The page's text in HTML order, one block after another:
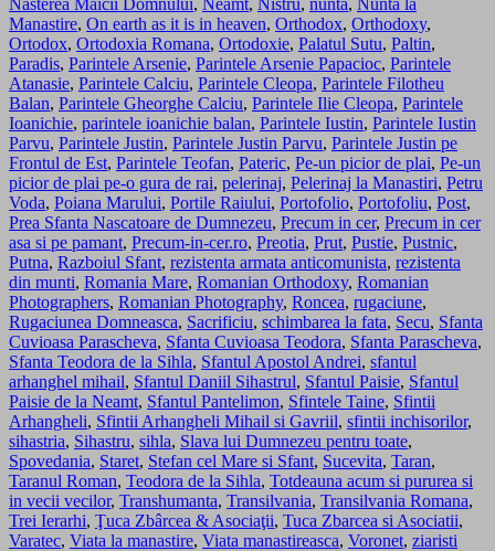
Nasterea Maicii Domnului, Neamt, Nistru, nunta, Nunta la
Manastire, On earth as it is in heaven, Orthodox, Orthodoxy,
Ortodox, Ortodoxia Romana, Ortodoxie, Palatul Sutu, Paltin,
Paradis, Parintele Arsenie, Parintele Arsenie Papacioc, Parintele
Atanasie, Parintele Calciu, Parintele Cleopa, Parintele Filotheu
Balan, Parintele Gheorghe Calciu, Parintele Ilie Cleopa, Parintele
Ioanichie, parintele ioanichie balan, Parintele Iustin, Parintele Iustin
Parvu, Parintele Justin, Parintele Justin Parvu, Parintele Justin pe
Frontul de Est, Parintele Teofan, Pateric, Pe-un picior de plai, Pe-un
picior de plai pe-o gura de rai, pelerinaj, Pelerinaj la Manastiri, Petru
Voda, Poiana Marului, Portile Raiului, Portofolio, Portofoliu, Post,
Prea Sfanta Nascatoare de Dumnezeu, Precum in cer, Precum in cer
asa si pe pamant, Precum-in-cer.ro, Preotia, Prut, Pustie, Pustnic,
Putna, Razboiul Sfant, rezistenta armata anticomunista, rezistenta
din munti, Romania Mare, Romanian Orthodoxy, Romanian
Photographers, Romanian Photography, Roncea, rugaciune,
Rugaciunea Domneasca, Sacrificiu, schimbarea la fata, Secu, Sfanta
Cuvioasa Parascheva, Sfanta Cuvioasa Teodora, Sfanta Parascheva,
Sfanta Teodora de la Sihla, Sfantul Apostol Andrei, sfantul
arhanghel mihail, Sfantul Daniil Sihastrul, Sfantul Paisie, Sfantul
Paisie de la Neamt, Sfantul Pantelimon, Sfintele Taine, Sfintii
Arhangheli, Sfintii Arhangheli Mihail si Gavriil, sfintii inchisorilor,
sihastria, Sihastru, sihla, Slava lui Dumnezeu pentru toate,
Spovedania, Staret, Stefan cel Mare si Sfant, Sucevita, Taran,
Taranul Roman, Teodora de la Sihla, Totdeauna acum si pururea si
in vecii vecilor, Transhumanta, Transilvania, Transilvania Romana,
Trei Ierarhi, Ţuca Zbârcea & Asociaţii, Tuca Zbarcea si Asociatii,
Varatec, Viata la manastire, Viata manastireasca, Voronet, ziaristi